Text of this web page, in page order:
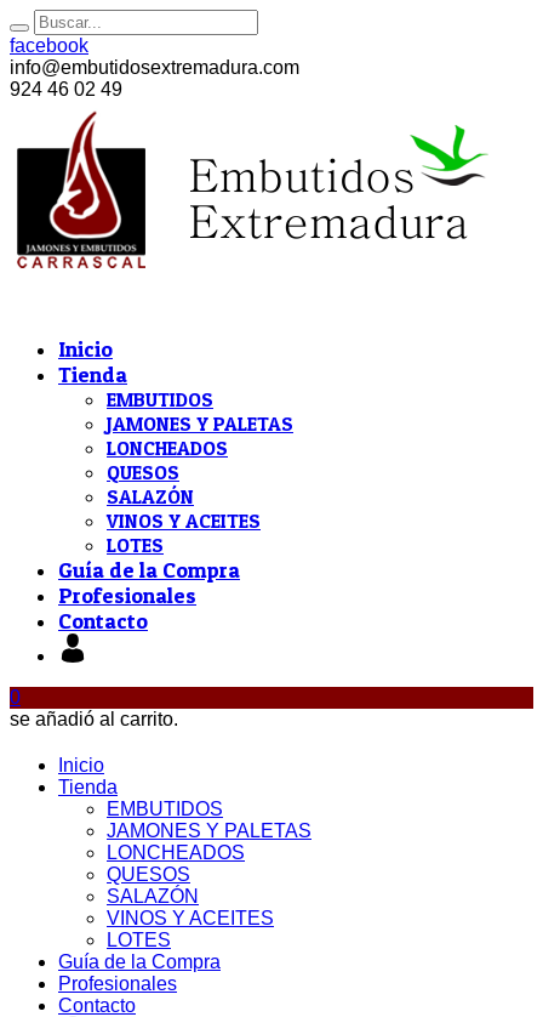
facebook
info@embutidosextremadura.com
924 46 02 49
Inicio
Tienda
EMBUTIDOS
JAMONES Y PALETAS
LONCHEADOS
QUESOS
SALAZÓN
VINOS Y ACEITES
LOTES
Guía de la Compra
Profesionales
Contacto
0
se añadió al carrito.
Inicio
Tienda
EMBUTIDOS
JAMONES Y PALETAS
LONCHEADOS
QUESOS
SALAZÓN
VINOS Y ACEITES
LOTES
Guía de la Compra
Profesionales
Contacto